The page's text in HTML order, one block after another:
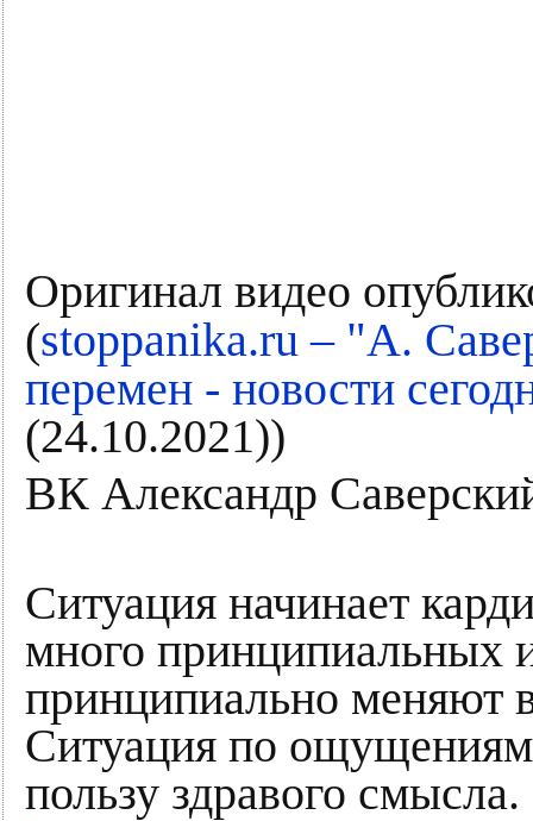
Оригинал видео
(stoppanika.ru – "А.
перемен - новости
(24.10.2021))
ВК Александр
Ситуация начинает
много принципиальных
принципиально меняют
Ситуация по
пользу здравого смысла.